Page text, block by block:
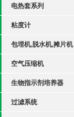
电热套系列
粘度计
包埋机,脱水机,摊片机
空气压缩机
生物指示剂培养器
过滤系统